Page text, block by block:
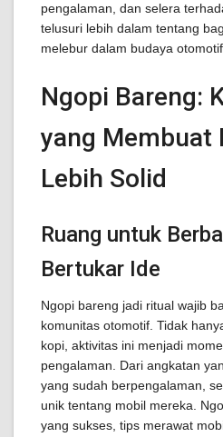
pengalaman, dan selera
telusuri lebih dalam tentang
melebur dalam budaya otomotif
Ngopi Bareng:
yang Membuat
Lebih Solid
Ruang untuk
Bertukar Ide
Ngopi bareng jadi ritual wajib
komunitas otomotif. Tidak
kopi, aktivitas ini menjadi
pengalaman. Dari angkatan
yang sudah berpengalaman,
unik tentang mobil mereka.
yang sukses, tips merawat